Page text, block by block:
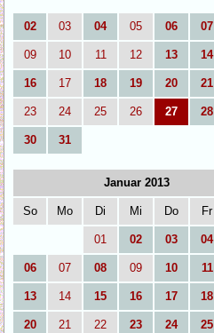
02 03 04 05 06 07
09 10 11 12 13 14
16 17 18 19 20 21
23 24 25 26 27 28
30 31
Januar 2013
So Mo Di Mi Do Fr
01 02 03 04
06 07 08 09 10 11
13 14 15 16 17 18
20 21 22 23 24 25